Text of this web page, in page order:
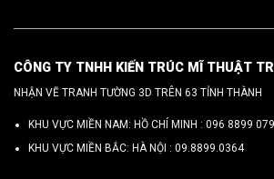
CÔNG TY TNHH KIẾN TRÚC MĨ THUẬT
NHẬN VẼ TRANH TƯỜNG 3D TRÊN 63 TỈNH THÀNH
KHU VỰC MIỀN NAM: HỒ CHÍ MINH : 096 8899 079
KHU VỰC MIỀN BẮC: HÀ NỘI : 09.8899.0364